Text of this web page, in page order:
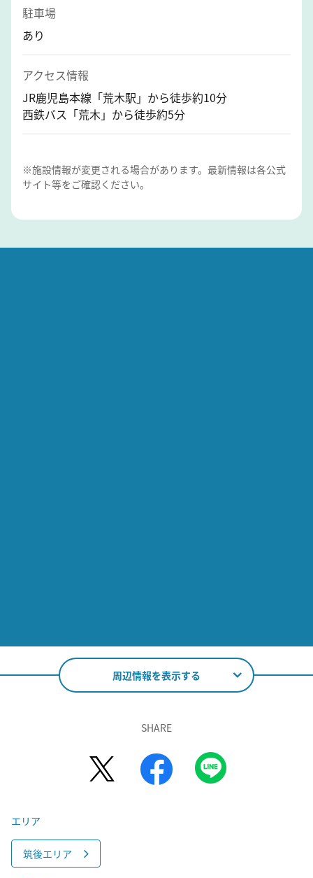
駐車場
あり
アクセス情報
JR鹿児島本線「荒木駅」から徒歩約10分
西鉄バス「荒木」から徒歩約5分
※施設情報が変更される場合があります。最新情報は各公式
サイト等をご確認ください。
周辺情報を表示する
SHARE
エリア
筑後エリア